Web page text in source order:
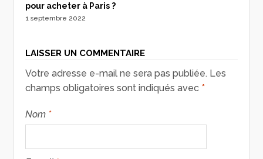
pour acheter à Paris ?
1 septembre 2022
LAISSER UN COMMENTAIRE
Votre adresse e-mail ne sera pas publiée. Les
champs obligatoires sont indiqués avec *
Nom *